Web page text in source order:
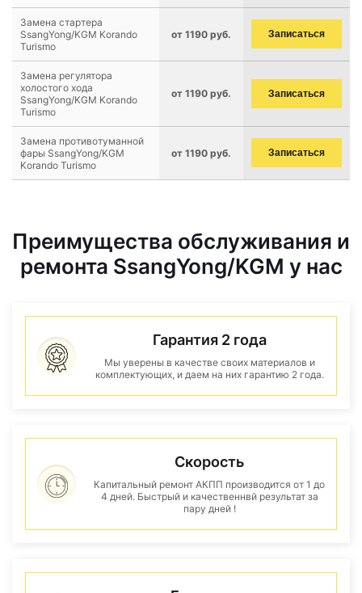
Замена стартера
SsangYong/KGM Korando
Turismo
от 1190 руб. Записаться
Замена регулятора
холостого хода
SsangYong/KGM Korando
Turismo
от 1190 руб. Записаться
Замена противотуманной
фары SsangYong/KGM
Korando Turismo
от 1190 руб. Записаться
Преимущества обслуживания и
ремонта SsangYong/KGM у нас
Гарантия 2 года
Мы уверены в качестве своих материалов и
комплектующих, и даем на них гарантию 2 года.
Скорость
Капитальный ремонт АКПП производится от 1 до
4 дней. Быстрый и качественнвй результат за
пару дней !